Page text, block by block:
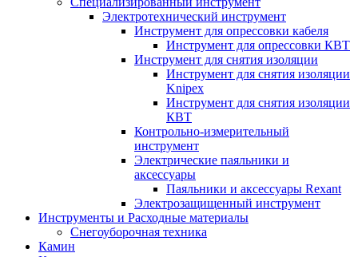
Электротехнический инструмент
Инструмент для опрессовки кабеля
Инструмент для опрессовки КВТ
Инструмент для снятия изоляции
Инструмент для снятия изоляции
Knipex
Инструмент для снятия изоляции
КВТ
Контрольно-измерительный
инструмент
Электрические паяльники и
аксессуары
Паяльники и аксессуары Rexant
Электрозащищенный инструмент
Инструменты и Расходные материалы
Снегоуборочная техника
Камин